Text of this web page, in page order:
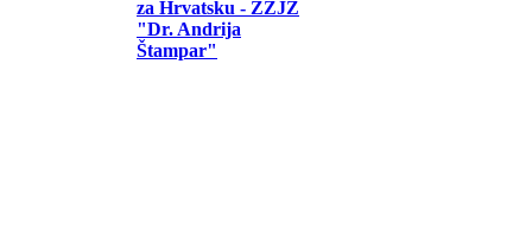
za Hrvatsku - ZZJZ
"Dr. Andrija
Štampar"